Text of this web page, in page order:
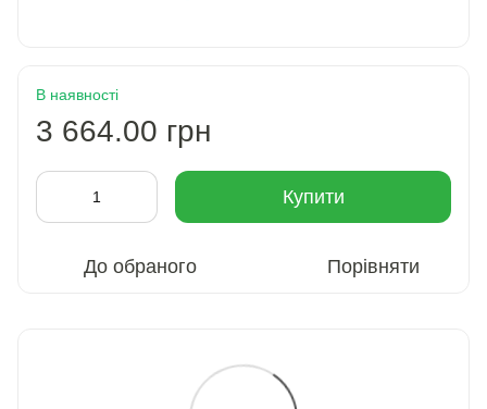
В наявності
3 664.00 грн
Купити
До обраного Порівняти